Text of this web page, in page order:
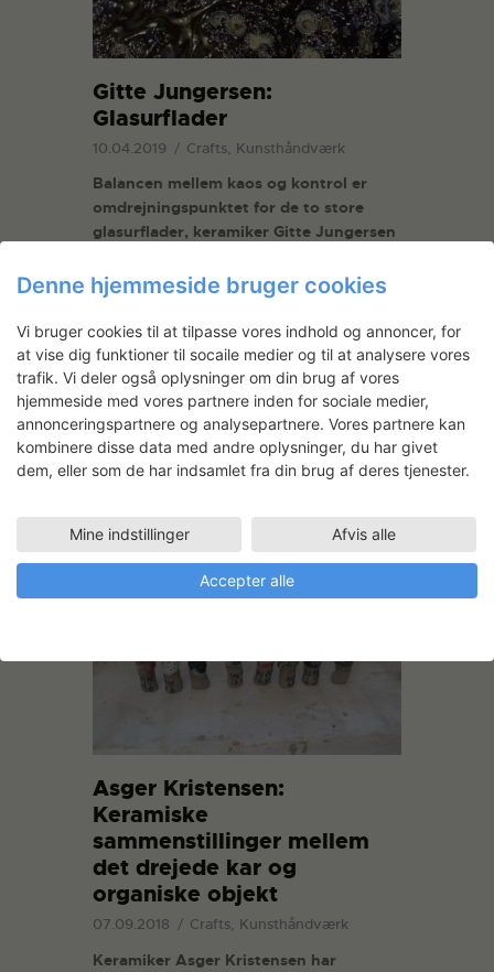
Gitte Jungersen:
Glasurflader
10.04.2019 Crafts, Kunsthåndværk
Balancen mellem kaos og kontrol er
omdrejningspunktet for de to store
glasurflader, keramiker Gitte Jungersen
Statens Værksteder. Projektet er en
fortsættelse af en serie værker med
titlenAll is Flux, som også er blevet til i
SVK’s lerværksted. De to nye værker
kan opleves på gruppeudstillingen
Ceramic Momentum påCLAY fra 11. maj
til 3. november.
READ MORE
Asger Kristensen:
Keramiske
sammenstillinger mellem
det drejede kar og
organiske objekt
07.09.2018 Crafts, Kunsthåndværk
Keramiker Asger Kristensen har
Denne hjemmeside bruger cookies
Vi bruger cookies til at tilpasse vores indhold og annoncer, for
at vise dig funktioner til socaile medier og til at analysere vores
trafik. Vi deler også oplysninger om din brug af vores
hjemmeside med vores partnere inden for sociale medier,
annonceringspartnere og analysepartnere. Vores partnere kan
kombinere disse data med andre oplysninger, du har givet
dem, eller som de har indsamlet fra din brug af deres tjenester.
Mine indstillinger Afvis alle
Accepter alle